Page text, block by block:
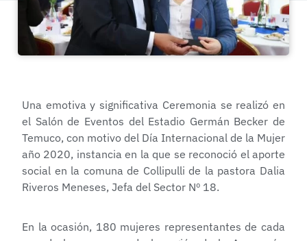
Una emotiva y significativa Ceremonia se realizó en
el Salón de Eventos del Estadio Germán Becker de
Temuco, con motivo del Día Internacional de la Mujer
año 2020, instancia en la que se reconoció el aporte
social en la comuna de Collipulli de la pastora Dalia
Riveros Meneses, Jefa del Sector Nº 18.
En la ocasión, 180 mujeres representantes de cada